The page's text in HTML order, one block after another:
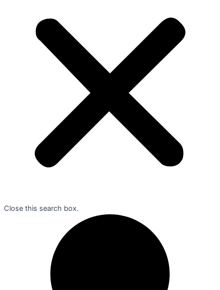
Close this search box.